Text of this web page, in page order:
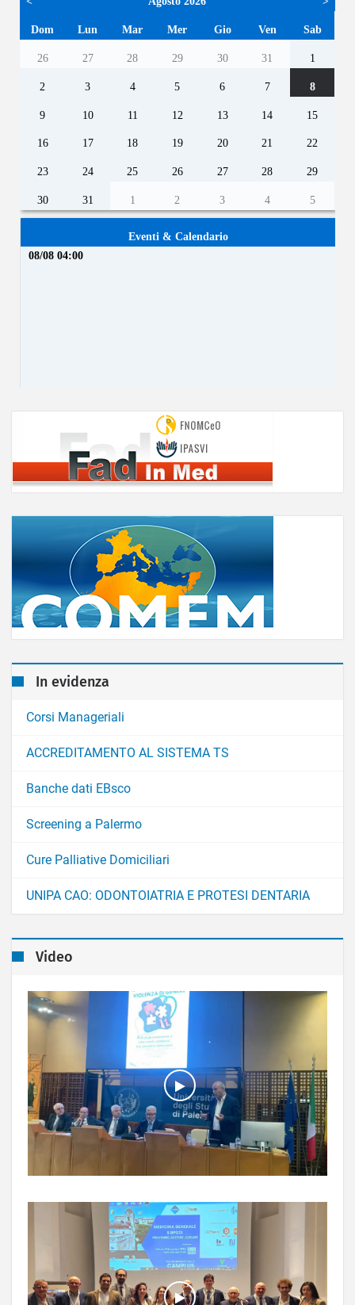
Dom Lun Mar Mer Gio Ven Sab
26 27 28 29 30 31 1
2 3 4 5 6 7 8
9 10 11 12 13 14 15
16 17 18 19 20 21 22
23 24 25 26 27 28 29
30 31 1 2 3 4 5
Eventi & Calendario
08/08 04:00
In evidenza
Corsi Manageriali
ACCREDITAMENTO AL SISTEMA TS
Banche dati EBsco
Screening a Palermo
Cure Palliative Domiciliari
UNIPA CAO: ODONTOIATRIA E PROTESI DENTARIA
Video